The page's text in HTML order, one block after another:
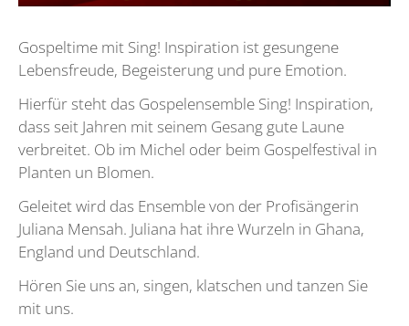
Gospeltime mit Sing! Inspiration ist gesungene
Lebensfreude, Begeisterung und pure Emotion.
Hierfür steht das Gospelensemble Sing! Inspiration,
dass seit Jahren mit seinem Gesang gute Laune
verbreitet. Ob im Michel oder beim Gospelfestival in
Planten un Blomen.
Geleitet wird das Ensemble von der Profisängerin
Juliana Mensah. Juliana hat ihre Wurzeln in Ghana,
England und Deutschland.
Hören Sie uns an, singen, klatschen und tanzen Sie
mit uns.